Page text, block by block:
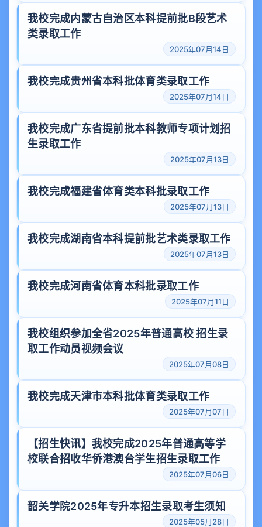
我校完成内蒙古自治区本科提前批B段艺术
类录取工作
2025年07月14日
我校完成贵州省本科批体育类录取工作
2025年07月14日
我校完成广东省提前批本科教师专项计划招
生录取工作
2025年07月13日
我校完成福建省体育类本科批录取工作
2025年07月13日
我校完成湖南省本科提前批艺术类录取工作
2025年07月13日
我校完成河南省体育本科批录取工作
2025年07月11日
我校组织参加全省2025年普通高校 招生录
取工作动员视频会议
2025年07月08日
我校完成天津市本科批体育类录取工作
2025年07月07日
【招生快讯】我校完成2025年普通高等学
校联合招收华侨港澳台学生招生录取工作
2025年07月06日
韶关学院2025年专升本招生录取考生须知
2025年05月28日